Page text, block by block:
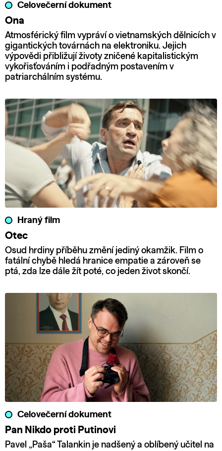
Celovečerní dokument
Ona
Atmosférický film vypráví o vietnamských dělnicích v
gigantických továrnách na elektroniku. Jejich
výpovědi přibližují životy zničené kapitalistickým
vykořisťováním i podřadným postavením v
patriarchálním systému.
Hraný film
Otec
Osud hrdiny příběhu změní jediný okamžik. Film o
fatální chybě hledá hranice empatie a zároveň se
ptá, zda lze dále žít poté, co jeden život skončí.
Celovečerní dokument
Pan Nikdo proti Putinovi
Pavel „Paša“ Talankin je nadšený a oblíbený učitel na